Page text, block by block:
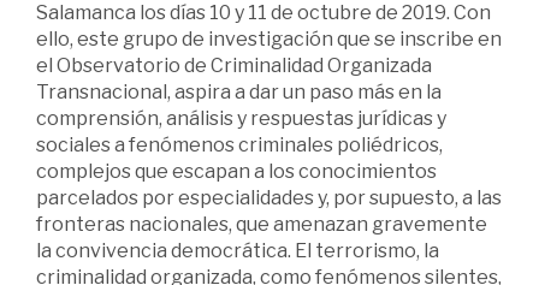
Salamanca los días 10 y 11 de octubre de 2019. Con
ello, este grupo de investigación que se inscribe en
el Observatorio de Criminalidad Organizada
Transnacional, aspira a dar un paso más en la
comprensión, análisis y respuestas jurídicas y
sociales a fenómenos criminales poliédricos,
complejos que escapan a los conocimientos
parcelados por especialidades y, por supuesto, a las
fronteras nacionales, que amenazan gravemente
la convivencia democrática. El terrorismo, la
criminalidad organizada, como fenómenos silentes,